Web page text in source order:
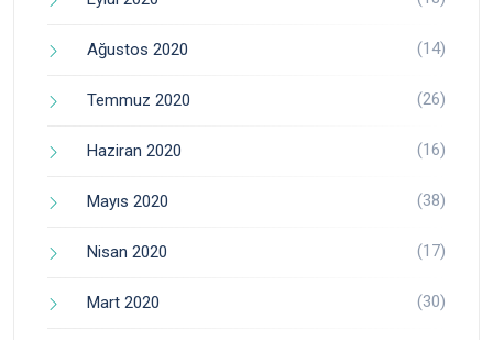
Ağustos 2020 (14)
Temmuz 2020 (26)
Haziran 2020 (16)
Mayıs 2020 (38)
Nisan 2020 (17)
Mart 2020 (30)